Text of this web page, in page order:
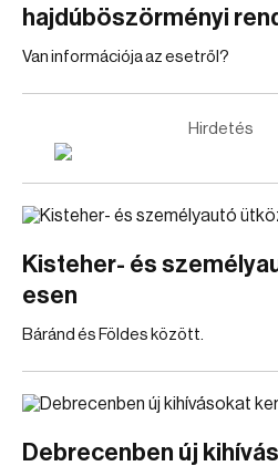
hajdúböszörményi
Van információja az esetről?
Hirdetés
Kisteher- és
esen
Báránd és Földes között.
Debrecenben új